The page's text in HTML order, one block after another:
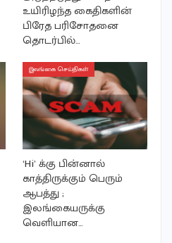
உயிரிழந்த கைதிகளின்
பிரேத பரிசோதனை
தொடர்பில்…
இலங்கை செய்திகள்
‘Hi’ க்கு பின்னால்
காத்திருக்கும் பெரும்
ஆபத்து ;
இலங்கையருக்கு
வெளியான…